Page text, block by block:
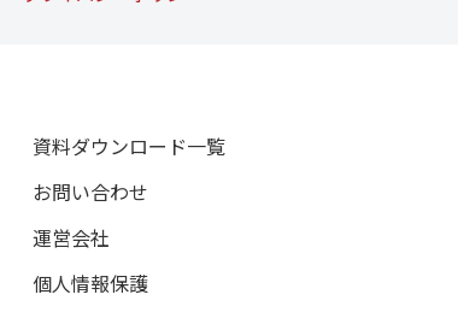
資料ダウンロード一覧
お問い合わせ
運営会社
個人情報保護